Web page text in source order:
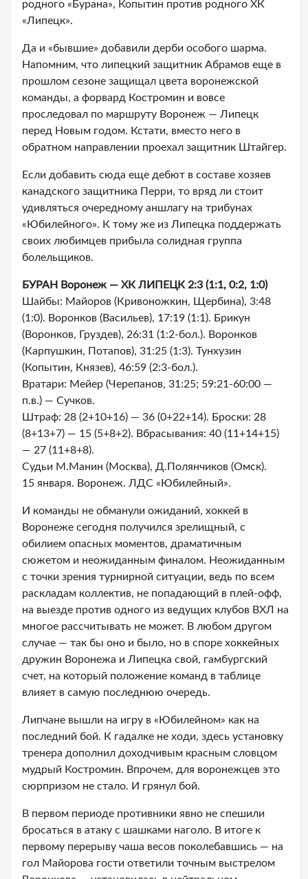
родного «Бурана», Копытин против родного ХК
«Липецк».
Да и «бывшие» добавили дерби особого шарма.
Напомним, что липецкий защитник Абрамов еще в
прошлом сезоне защищал цвета воронежской
команды, а форвард Костромин и вовсе
проследовал по маршруту Воронеж — Липецк
перед Новым годом. Кстати, вместо него в
обратном направлении проехал защитник Штайгер.
Если добавить сюда еще дебют в составе хозяев
канадского защитника Перри, то вряд ли стоит
удивляться очередному аншлагу на трибунах
«Юбилейного». К тому же из Липецка поддержать
своих любимцев прибыла солидная группа
болельщиков.
БУРАН Воронеж — ХК ЛИПЕЦК 2:3 (1:1, 0:2, 1:0)
Шайбы: Майоров (Кривоножкин, Щербина), 3:48
(1:0). Воронков (Васильев), 17:19 (1:1). Брикун
(Воронков, Груздев), 26:31 (1:2-бол.). Воронков
(Карпушкин, Потапов), 31:25 (1:3). Тунхузин
(Копытин, Князев), 46:59 (2:3-бол.).
Вратари: Мейер (Черепанов, 31:25; 59:21-60:00 —
п.в.) — Сучков.
Штраф: 28 (2+10+16) — 36 (0+22+14). Броски: 28
(8+13+7) — 15 (5+8+2). Вбрасывания: 40 (11+14+15)
— 27 (11+8+8).
Судьи М.Манин (Москва), Д.Полянчиков (Омск).
15 января. Воронеж. ЛДС «Юбилейный».
И команды не обманули ожиданий, хоккей в
Воронеже сегодня получился зрелищный, с
обилием опасных моментов, драматичным
сюжетом и неожиданным финалом. Неожиданным
с точки зрения турнирной ситуации, ведь по всем
раскладам коллектив, не попадающий в плей-офф,
на выезде против одного из ведущих клубов ВХЛ на
многое рассчитывать не может. В любом другом
случае — так бы оно и было, но в споре хоккейных
дружин Воронежа и Липецка свой, гамбургский
счет, на который положение команд в таблице
влияет в самую последнюю очередь.
Липчане вышли на игру в «Юбилейном» как на
последний бой. К гадалке не ходи, здесь установку
тренера дополнил доходчивым красным словцом
мудрый Костромин. Впрочем, для воронежцев это
сюрпризом не стало. И грянул бой.
В первом периоде противники явно не спешили
бросаться в атаку с шашками наголо. В итоге к
первому перерыву чаша весов поколебавшись — на
гол Майорова гости ответили точным выстрелом